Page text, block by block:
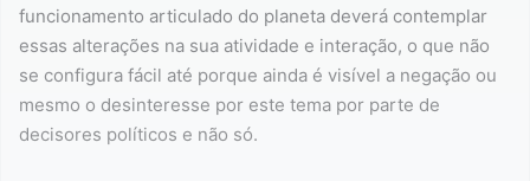
funcionamento articulado do planeta deverá contemplar
essas alterações na sua atividade e interação, o que não
se configura fácil até porque ainda é visível a negação ou
mesmo o desinteresse por este tema por parte de
decisores políticos e não só.